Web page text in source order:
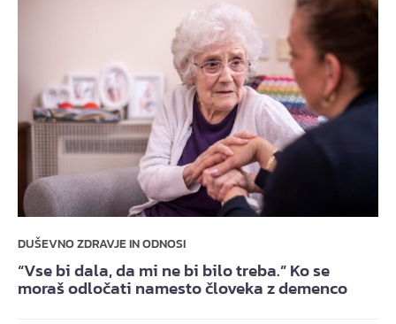
DUŠEVNO ZDRAVJE IN ODNOSI
“Vse bi dala, da mi ne bi bilo treba.” Ko se
moraš odločati namesto človeka z demenco